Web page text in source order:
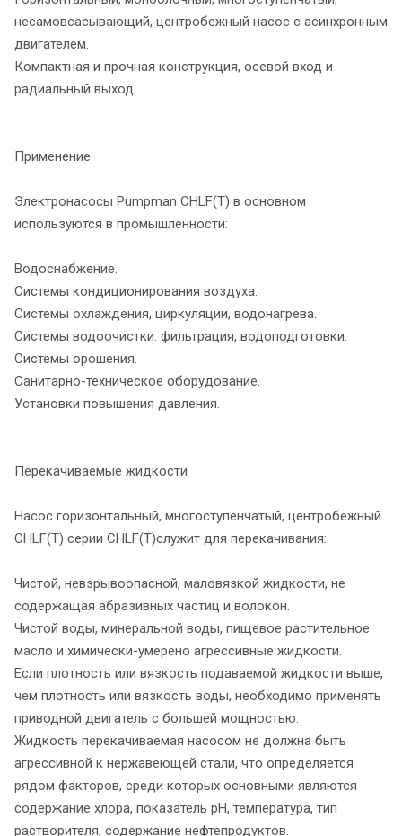
несамовсасывающий, центробежный насос с асинхронным
двигателем.
Компактная и прочная конструкция, осевой вход и
радиальный выход.
Применение
Электронасосы Pumpman CHLF(T) в основном
используются в промышленности:
Водоснабжение.
Системы кондиционирования воздуха.
Системы охлаждения, циркуляции, водонагрева.
Системы водоочистки: фильтрация, водоподготовки.
Системы орошения.
Санитарно-техническое оборудование.
Установки повышения давления.
Перекачиваемые жидкости
Насос горизонтальный, многоступенчатый, центробежный
CHLF(T) серии CHLF(T)служит для перекачивания:
Чистой, невзрывоопасной, маловязкой жидкости, не
содержащая абразивных частиц и волокон.
Чистой воды, минеральной воды, пищевое растительное
масло и химически-умерено агрессивные жидкости.
Если плотность или вязкость подаваемой жидкости выше,
чем плотность или вязкость воды, необходимо применять
приводной двигатель с большей мощностью.
Жидкость перекачиваемая насосом не должна быть
агрессивной к нержавеющей стали, что определяется
рядом факторов, среди которых основными являются
содержание хлора, показатель pH, температура, тип
растворителя, содержание нефтепродуктов.